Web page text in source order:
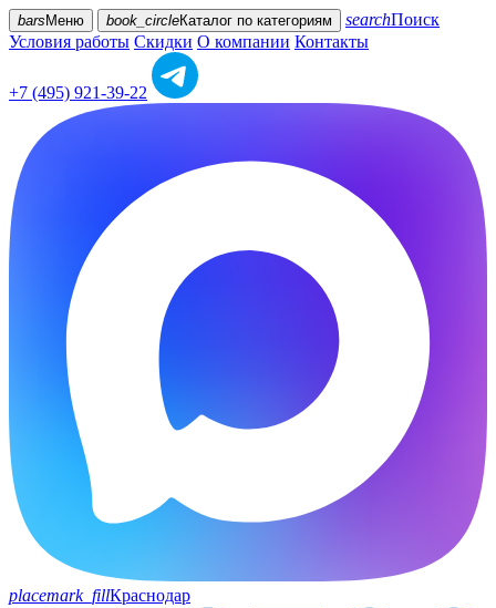
bars Меню book_circleКаталог по категориям searchПоиск
Условия работы Скидки О компании Контакты
+7 (495) 921-39-22
placemark_fillКраснодар